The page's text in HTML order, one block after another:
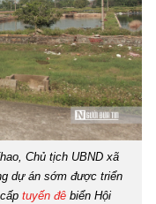
Chủ tịch UBND xã
dự án sớm được triển
tuyến đê biển Hội